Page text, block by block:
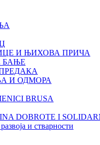
И ЊИХОВА ПРИЧА
БАЊЕ
И ОДМОРА
BRUSA
DOBROTE I
и стварности